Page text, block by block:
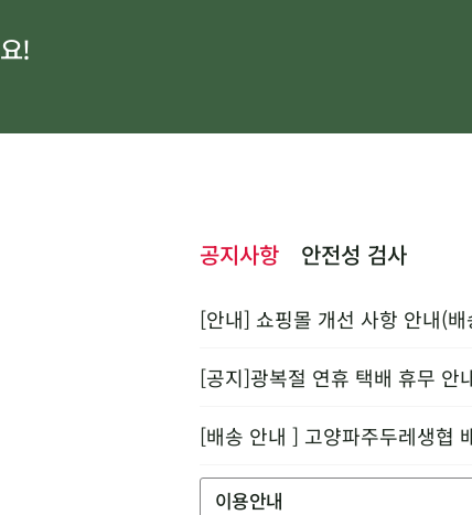
!
공지사항 안전성 검사
[안내] 쇼핑몰 개선 사항 안내(
[공지]광복절 연휴 택배 휴무 안
[배송 안내 ] 고양파주두레생협
이용안내